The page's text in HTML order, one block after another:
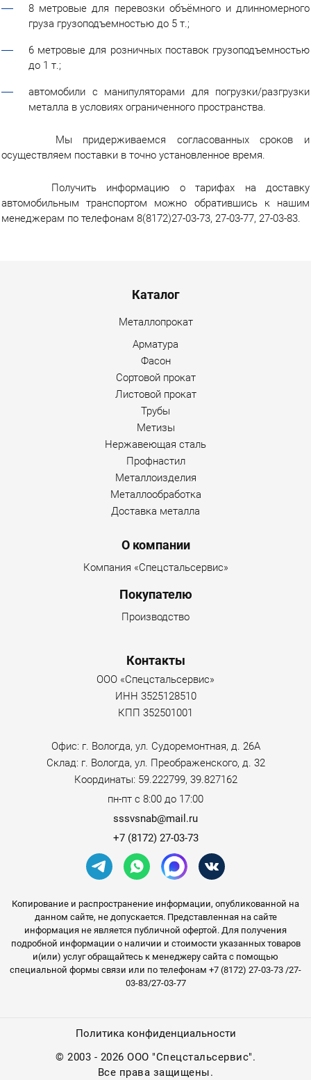
8 метровые для перевозки объёмного и длинномерного
груза грузоподъемностью до 5 т.;
6 метровые для розничных поставок грузоподъемностью
до 1 т.;
автомобили с манипуляторами для погрузки/разгрузки
металла в условиях ограниченного пространства.
Мы придерживаемся согласованных сроков и
осуществляем поставки в точно установленное время.
Получить информацию о тарифах на доставку
автомобильным транспортом можно обратившись к нашим
менеджерам по телефонам 8(8172)27-03-73, 27-03-77, 27-03-83.
Каталог
Металлопрокат
Арматура
Фасон
Сортовой прокат
Листовой прокат
Трубы
Метизы
Нержавеющая сталь
Профнастил
Металлоизделия
Металлообработка
Доставка металла
О компании
Компания «Спецстальсервис»
Покупателю
Производство
Контакты
ООО «Спецстальсервис»
ИНН 3525128510
КПП 352501001
Офис: г. Вологда, ул. Судоремонтная, д. 26А
Склад: г. Вологда, ул. Преображенского, д. 32
Координаты: 59.222799, 39.827162
пн-пт с 8:00 до 17:00
sssvsnab@mail.ru
+7 (8172) 27-03-73
Копирование и распространение информации, опубликованной на
данном сайте, не допускается. Представленная на сайте
информация не является публичной офертой. Для получения
подробной информации о наличии и стоимости указанных товаров
и(или) услуг обращайтесь к менеджеру сайта с помощью
специальной формы связи или по телефонам +7 (8172) 27-03-73 /27-
03-83/27-03-77
© 2003 - 2026 ООО "Спецстальсервис".
Все права защищены.
Политика конфиденциальности